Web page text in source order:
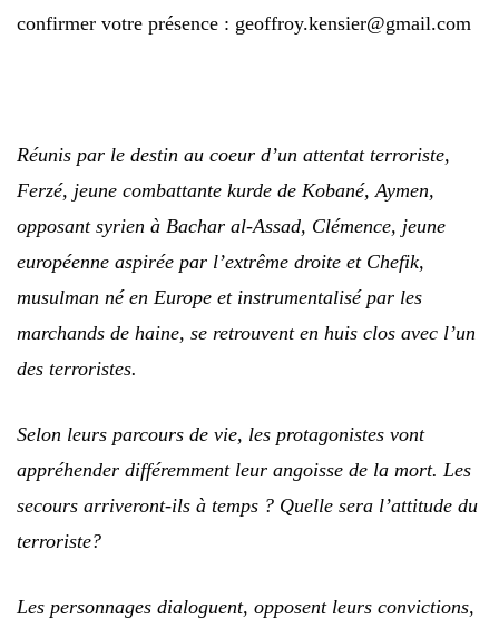
confirmer votre présence : geoffroy.kensier@gmail.com
Réunis par le destin au coeur d’un attentat terroriste,
Ferzé, jeune combattante kurde de Kobané, Aymen,
opposant syrien à Bachar al-Assad, Clémence, jeune
européenne aspirée par l’extrême droite et Chefik,
musulman né en Europe et instrumentalisé par les
marchands de haine, se retrouvent en huis clos avec l’un
des terroristes.
Selon leurs parcours de vie, les protagonistes vont
appréhender différemment leur angoisse de la mort. Les
secours arriveront-ils à temps ? Quelle sera l’attitude du
terroriste?
Les personnages dialoguent, opposent leurs convictions,